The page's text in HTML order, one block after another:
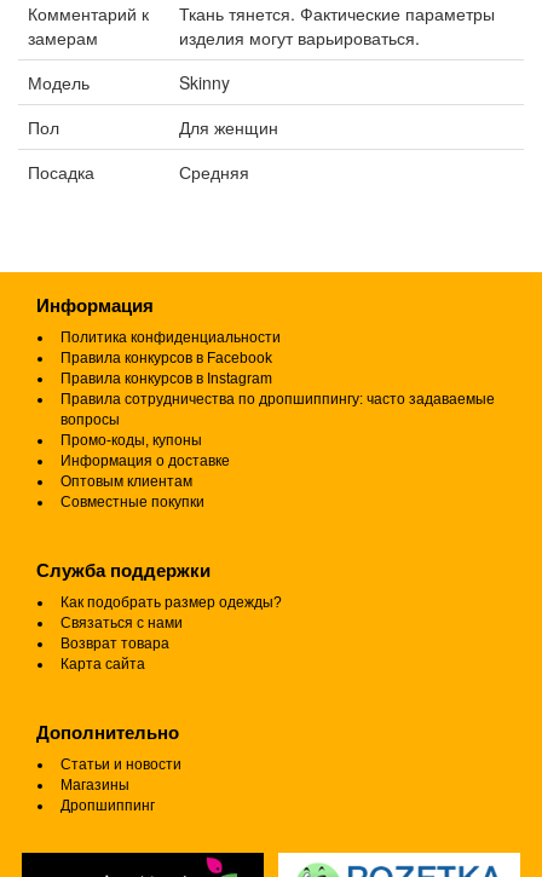
Комментарий к
замерам
Ткань тянется. Фактические параметры
изделия могут варьироваться.
Модель
Skinny
Пол
Для женщин
Посадка
Средняя
Информация
Политика конфиденциальности
Правила конкурсов в Facebook
Правила конкурсов в Instagram
Правила сотрудничества по дропшиппингу: часто задаваемые
вопросы
Промо-коды, купоны
Информация о доставке
Оптовым клиентам
Совместные покупки
Служба поддержки
Как подобрать размер одежды?
Связаться с нами
Возврат товара
Карта сайта
Дополнительно
Статьи и новости
Магазины
Дропшиппинг